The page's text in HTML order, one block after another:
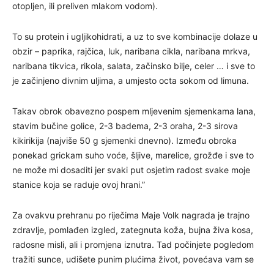
otopljen, ili preliven mlakom vodom).
To su protein i ugljikohidrati, a uz to sve kombinacije dolaze u
obzir – paprika, rajčica, luk, naribana cikla, naribana mrkva,
naribana tikvica, rikola, salata, začinsko bilje, celer … i sve to
je začinjeno divnim uljima, a umjesto octa sokom od limuna.
Takav obrok obavezno pospem mljevenim sjemenkama lana,
stavim bučine golice, 2-3 badema, 2-3 oraha, 2-3 sirova
kikirikija (najviše 50 g sjemenki dnevno). Između obroka
ponekad grickam suho voće, šljive, marelice, grožđe i sve to
ne može mi dosaditi jer svaki put osjetim radost svake moje
stanice koja se raduje ovoj hrani.”
Za ovakvu prehranu po riječima Maje Volk nagrada je trajno
zdravlje, pomlađen izgled, zategnuta koža, bujna živa kosa,
radosne misli, ali i promjena iznutra. Tad počinjete pogledom
tražiti sunce, udišete punim plućima život, povećava vam se